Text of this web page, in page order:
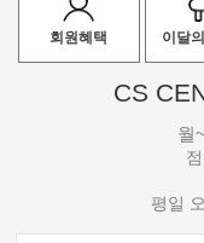
회원혜택 이달
CS
월
평일